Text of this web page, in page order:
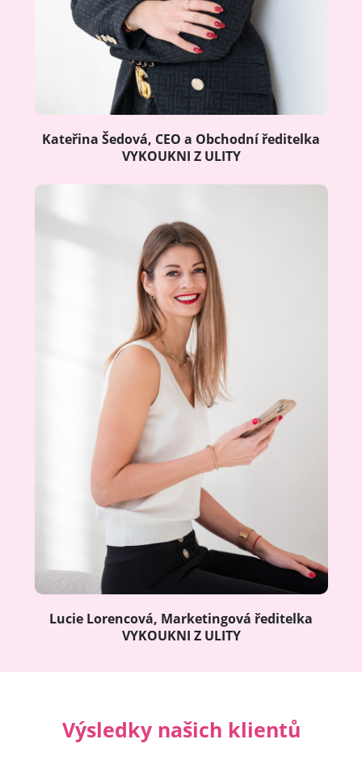
Kateřina Šedová, CEO a Obchodní ředitelka
VYKOUKNI Z ULITY
Lucie Lorencová, Marketingová ředitelka
VYKOUKNI Z ULITY
Výsledky našich klientů